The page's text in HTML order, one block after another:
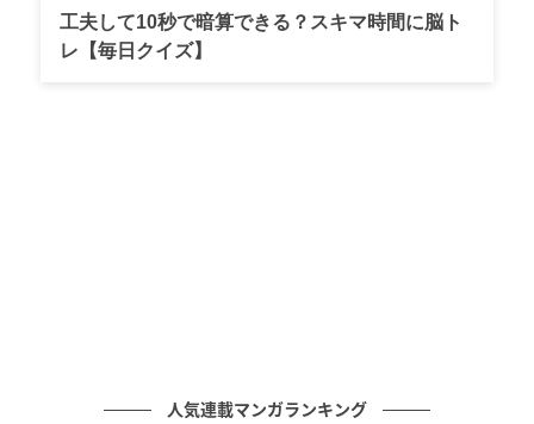
寝る前の静かな空間に適した「微弱風」から、炎天下
工夫して10秒で暗算できる？スキマ時間に脳ト
レ【毎日クイズ】
人気連載マンガランキング